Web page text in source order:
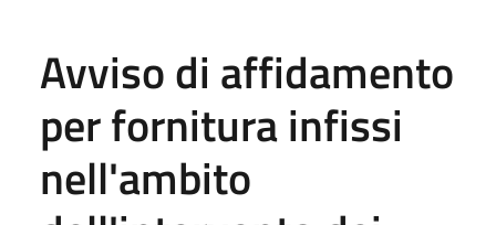
Avviso di affidamento
per fornitura infissi
nell'ambito